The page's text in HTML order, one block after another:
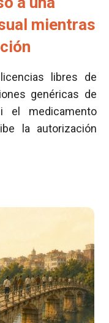
mientras
libres de
genéricas de
el medicamento
la autorización